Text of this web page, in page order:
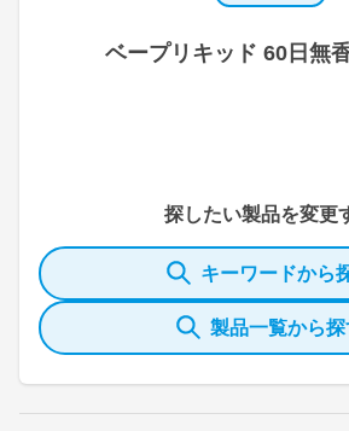
ベープリキッド 60日無
探したい製品を変更
キーワードから
製品一覧から探